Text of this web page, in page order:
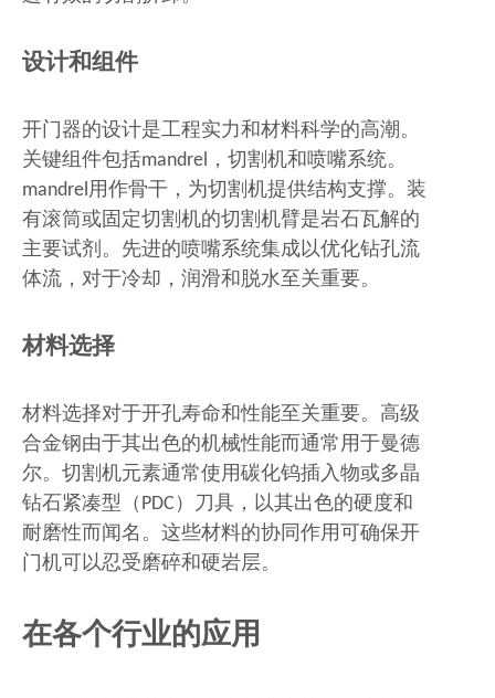
设计和组件
开门器的设计是工程实力和材料科学的高潮。
关键组件包括mandrel，切割机和喷嘴系统。
mandrel用作骨干，为切割机提供结构支撑。装
有滚筒或固定切割机的切割机臂是岩石瓦解的
主要试剂。先进的喷嘴系统集成以优化钻孔流
体流，对于冷却，润滑和脱水至关重要。
材料选择
材料选择对于开孔寿命和性能至关重要。高级
合金钢由于其出色的机械性能而通常用于曼德
尔。切割机元素通常使用碳化钨插入物或多晶
钻石紧凑型（PDC）刀具，以其出色的硬度和
耐磨性而闻名。这些材料的协同作用可确保开
门机可以忍受磨碎和硬岩层。
在各个行业的应用